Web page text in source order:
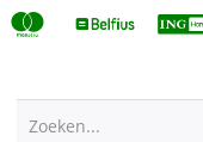
Zoeken...